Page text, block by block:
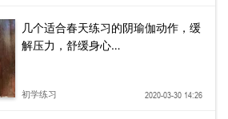
几个适合春天练习的阴瑜伽动作，缓
解压力，舒缓身心…
初学练习 2020-03-30 14:26